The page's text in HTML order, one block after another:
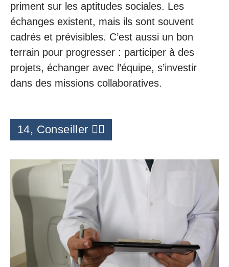
priment sur les aptitudes sociales. Les
échanges existent, mais ils sont souvent
cadrés et prévisibles. C’est aussi un bon
terrain pour progresser : participer à des
projets, échanger avec l’équipe, s’investir
dans des missions collaboratives.
14, Conseiller 👩‍⚕️